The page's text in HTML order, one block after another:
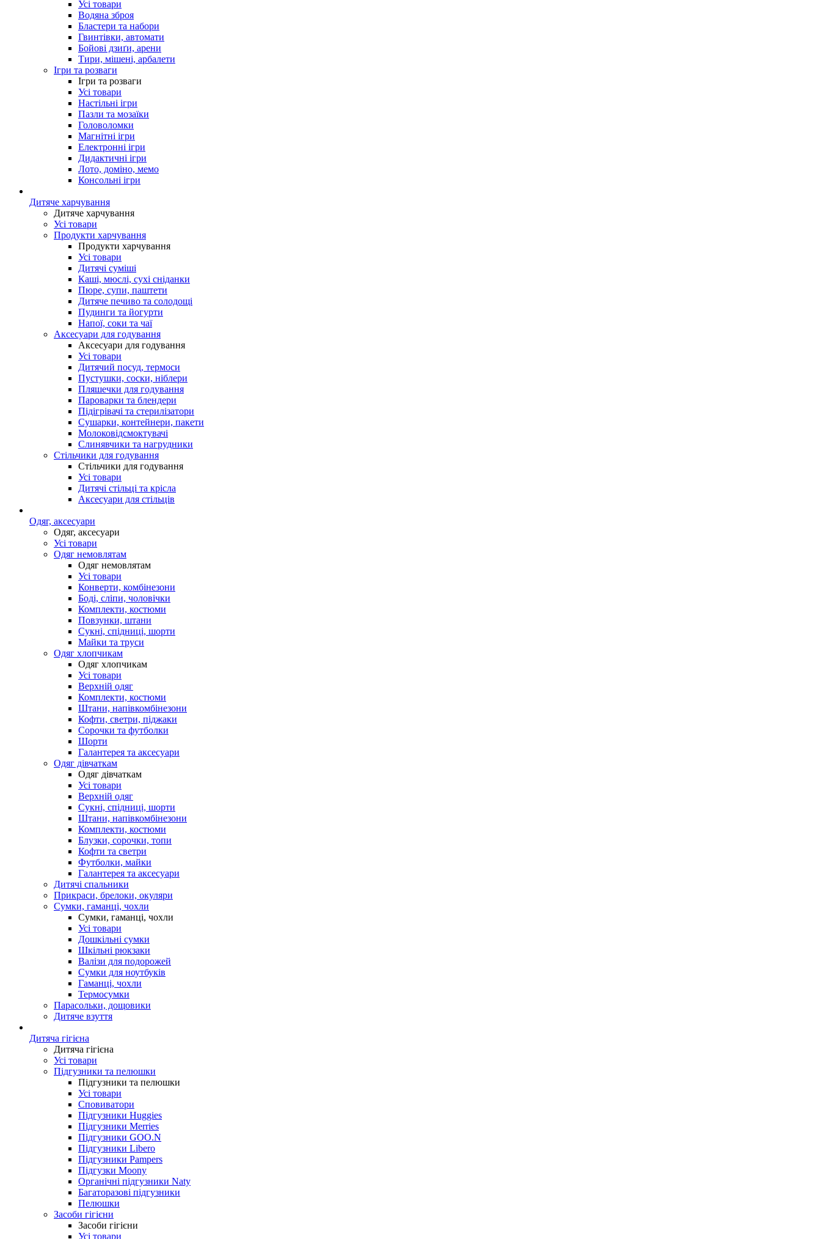
Усі товари
Водяна зброя
Бластери та набори
Гвинтівки, автомати
Бойові дзиґи, арени
Тири, мішені, арбалети
Ігри та розваги
Ігри та розваги
Усі товари
Настільні ігри
Пазли та мозаїки
Головоломки
Магнітні ігри
Електронні ігри
Дидактичні ігри
Лото, доміно, мемо
Консольні ігри
Дитяче харчування
Дитяче харчування
Усі товари
Продукти харчування
Продукти харчування
Усі товари
Дитячі суміші
Каші, мюслі, сухі сніданки
Пюре, супи, паштети
Дитяче печиво та солодощі
Пудинги та йогурти
Напої, соки та чаї
Аксесуари для годування
Аксесуари для годування
Усі товари
Дитячий посуд, термоси
Пустушки, соски, ніблери
Пляшечки для годування
Пароварки та блендери
Підігрівачі та стерилізатори
Сушарки, контейнери, пакети
Молоковідсмоктувачі
Слинявчики та нагрудники
Стільчики для годування
Стільчики для годування
Усі товари
Дитячі стільці та крісла
Аксесуари для стільців
Одяг, аксесуари
Одяг, аксесуари
Усі товари
Одяг немовлятам
Одяг немовлятам
Усі товари
Конверти, комбінезони
Боді, сліпи, чоловічки
Комплекти, костюми
Повзунки, штани
Сукні, спідниці, шорти
Майки та труси
Одяг хлопчикам
Одяг хлопчикам
Усі товари
Верхній одяг
Комплекти, костюми
Штани, напівкомбінезони
Кофти, светри, піджаки
Сорочки та футболки
Шорти
Галантерея та аксесуари
Одяг дівчаткам
Одяг дівчаткам
Усі товари
Верхній одяг
Сукні, спідниці, шорти
Штани, напівкомбінезони
Комплекти, костюми
Блузки, сорочки, топи
Кофти та светри
Футболки, майки
Галантерея та аксесуари
Дитячі спальники
Прикраси, брелоки, окуляри
Сумки, гаманці, чохли
Сумки, гаманці, чохли
Усі товари
Дошкільні сумки
Шкільні рюкзаки
Валізи для подорожей
Сумки для ноутбуків
Гаманці, чохли
Термосумки
Парасольки, дощовики
Дитяче взуття
Дитяча гігієна
Дитяча гігієна
Усі товари
Підгузники та пелюшки
Підгузники та пелюшки
Усі товари
Сповиватори
Підгузники Huggies
Підгузники Merries
Підгузники GOO.N
Підгузники Libero
Підгузники Pampers
Підгузки Moony
Органічні підгузники Naty
Багаторазові підгузники
Пелюшки
Засоби гігієни
Засоби гігієни
Усі товари